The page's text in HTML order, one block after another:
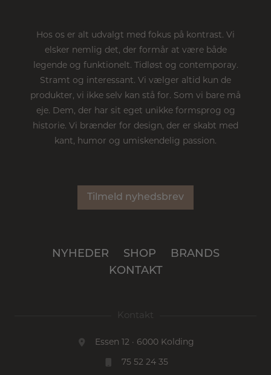
Hos os er alt udvalgt med fokus på kontrast. Vi
elsker nemlig det, der formår at være både
legende og funktionelt. Tidløst og contemporay.
Stramt og interessant. Vi vælger altid kun de
produkter, vi ikke selv kan stå for. Som vi bare må
eje. Dem, der har sit eget unikke formsprog og
historie. Vi brænder for design, der er skabt med
kant, humor og umiskendelig passion.
Tilmeld nyhedsbrev
NYHEDER SHOP
BRANDS
KONTAKT
Kontakt
Essen 12 · 6000 Kolding
75 52 24 35